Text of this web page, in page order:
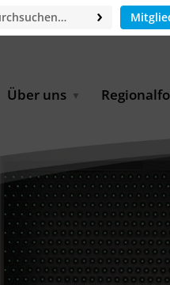
Über uns
Geschäftsstelle
Partner & Kooperationen
Mitglieder
Karriere
Kontakt
Europa
Middle East
Nordafrika
Ostasien